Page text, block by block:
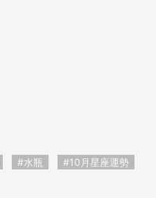
#水瓶 #10月星座運勢